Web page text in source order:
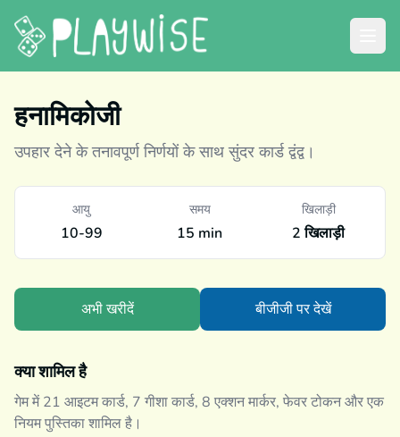
हनामिकोजी
उपहार देने के तनावपूर्ण निर्णयों के साथ सुंदर कार्ड द्वंद्व।
आयु
10-99
समय
15 min
खिलाड़ी
2 खिलाड़ी
अभी खरीदें बीजीजी पर देखें
क्या शामिल है
गेम में 21 आइटम कार्ड, 7 गीशा कार्ड, 8 एक्शन मार्कर, फेवर टोकन और एक
नियम पुस्तिका शामिल है।